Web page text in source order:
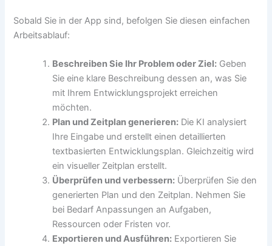
Sobald Sie in der App sind, befolgen Sie diesen einfachen
Arbeitsablauf:
Beschreiben Sie Ihr Problem oder Ziel: Geben
Sie eine klare Beschreibung dessen an, was Sie
mit Ihrem Entwicklungsprojekt erreichen
möchten.
Plan und Zeitplan generieren: Die KI analysiert
Ihre Eingabe und erstellt einen detaillierten
textbasierten Entwicklungsplan. Gleichzeitig wird
ein visueller Zeitplan erstellt.
Überprüfen und verbessern: Überprüfen Sie den
generierten Plan und den Zeitplan. Nehmen Sie
bei Bedarf Anpassungen an Aufgaben,
Ressourcen oder Fristen vor.
Exportieren und Ausführen: Exportieren Sie